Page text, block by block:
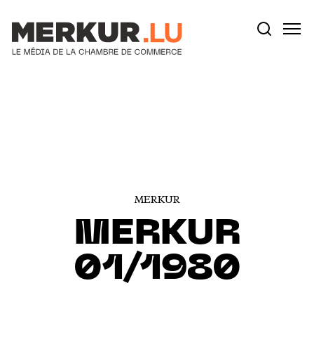
MERKUR
MERKUR
01/1980